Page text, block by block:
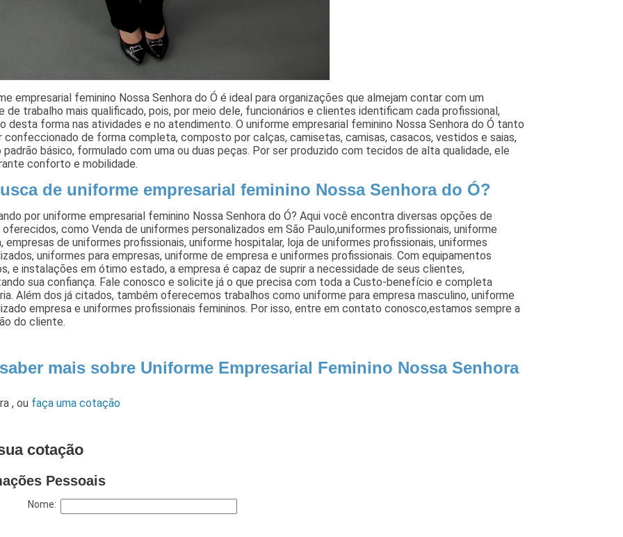
empresarial feminino Nossa Senhora do Ó é ideal para organizações que almejam contar com um
de trabalho mais qualificado, pois, por meio dele, funcionários e clientes identificam cada profissional,
desta forma nas atividades e no atendimento. O uniforme empresarial feminino Nossa Senhora do Ó tanto
confeccionado de forma completa, composto por calças, camisetas, camisas, casacos, vestidos e saias,
padrão básico, formulado com uma ou duas peças. Por ser produzido com tecidos de alta qualidade, ele
conforto e mobilidade.
de uniforme empresarial feminino Nossa Senhora do Ó?
por uniforme empresarial feminino Nossa Senhora do Ó? Aqui você encontra diversas opções de
como Venda de uniformes personalizados em São Paulo,uniformes profissionais, uniforme
empresas de uniformes profissionais, uniforme hospitalar, loja de uniformes profissionais, uniformes
uniformes para empresas, uniforme de empresa e uniformes profissionais. Com equipamentos
e instalações em ótimo estado, a empresa é capaz de suprir a necessidade de seus clientes,
sua confiança. Fale conosco e solicite já o que precisa com toda a Custo-benefício e completa
Além dos já citados, também oferecemos trabalhos como uniforme para empresa masculino, uniforme
empresa e uniformes profissionais femininos. Por isso, entre em contato conosco,estamos sempre a
do cliente.
mais sobre Uniforme Empresarial Feminino Nossa Senhora
,ou faça uma cotação
cotação
Pessoais
Nome: